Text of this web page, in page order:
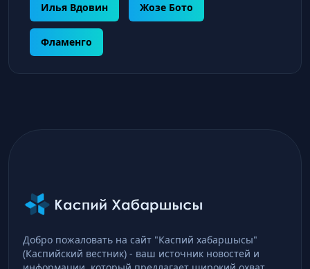
Илья Вдовин Жозе Бото
Фламенго
Добро пожаловать на сайт "Каспий хабаршысы"
(Каспийский вестник) - ваш источник новостей и